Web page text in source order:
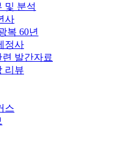
및 분석
사
복 60년
정사
발간자료
리뷰
스